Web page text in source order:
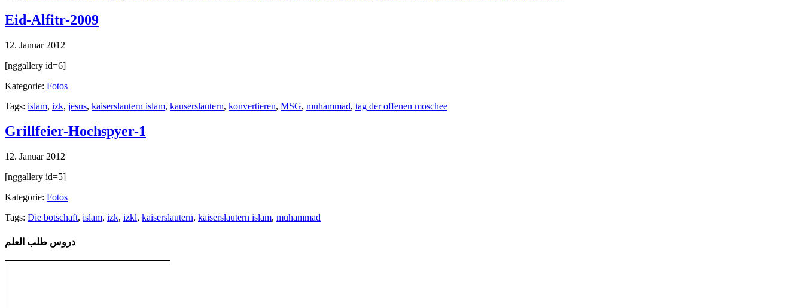
Eid-Alfitr-2009
12. Januar 2012
[nggallery id=6]
Kategorie: Fotos
Tags: islam, izk, jesus, kaiserslautern islam, kauserslautern, konvertieren, MSG, muhammad, tag der offenen moschee
Grillfeier-Hochspyer-1
12. Januar 2012
[nggallery id=5]
Kategorie: Fotos
Tags: Die botschaft, islam, izk, izkl, kaiserslautern, kaiserslautern islam, muhammad
دروس طلب العلم